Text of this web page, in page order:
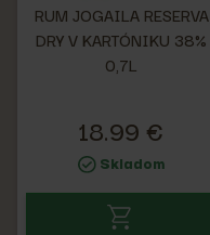
RUM JOGAILA RESERVA
DRY V KARTÓNIKU 38%
0,7L
18.99 €
Skladom